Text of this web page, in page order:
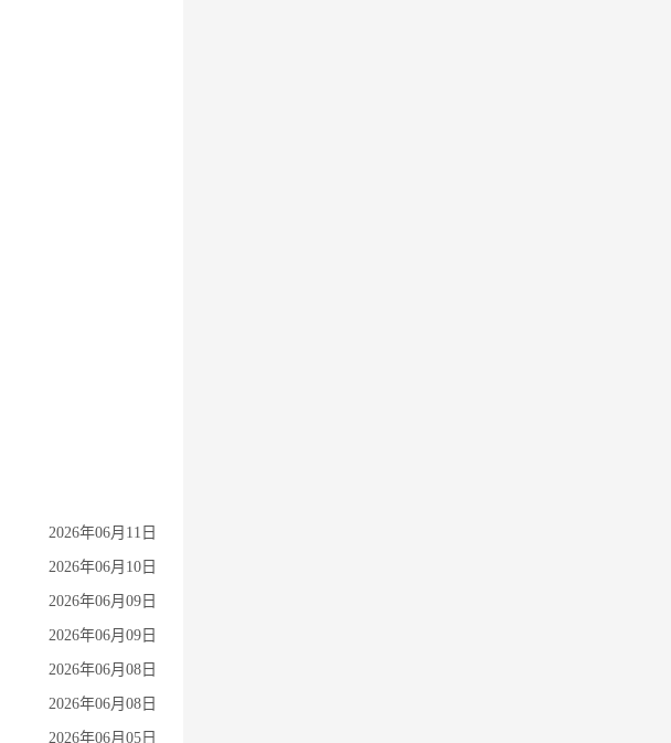
2026年06月11日
2026年06月10日
2026年06月09日
2026年06月09日
2026年06月08日
2026年06月08日
2026年06月05日